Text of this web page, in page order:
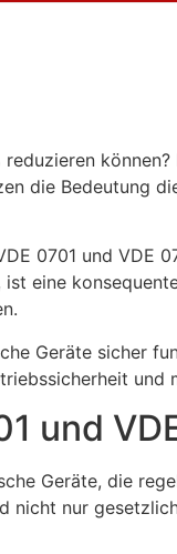
die Bedeutung
0701 und VDE
eine
Geräte sicher
und
und
Geräte, die
nicht nur